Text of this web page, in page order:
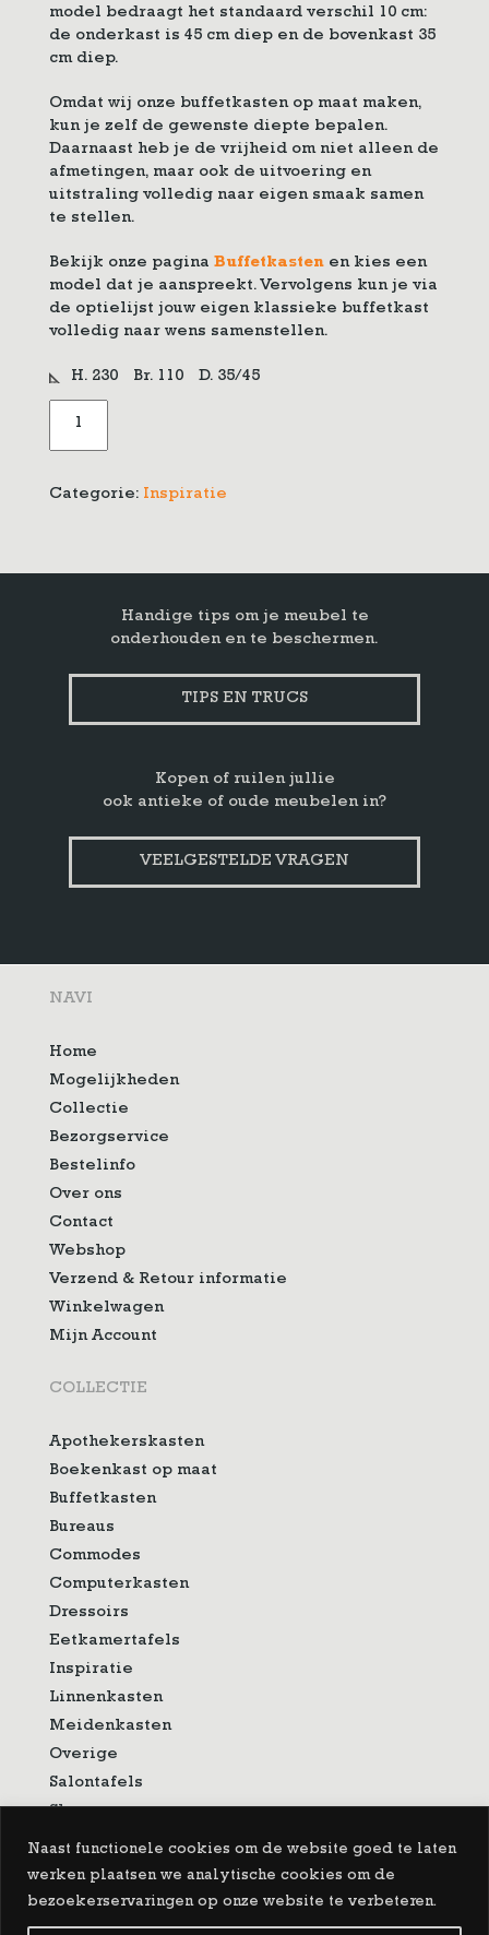
Naast functionele cookies om de website goed te laten
werken plaatsen we analytische cookies om de
bezoekerservaringen op onze website te verbeteren.
model bedraagt het standaard verschil 10 cm:
de onderkast is 45 cm diep en de bovenkast 35
cm diep.
Omdat wij onze buffetkasten op maat maken,
kun je zelf de gewenste diepte bepalen.
Daarnaast heb je de vrijheid om niet alleen de
afmetingen, maar ook de uitvoering en
uitstraling volledig naar eigen smaak samen
te stellen.
Bekijk onze pagina Buffetkasten en kies een
model dat je aanspreekt. Vervolgens kun je via
de optielijst jouw eigen klassieke buffetkast
volledig naar wens samenstellen.
H. 230 Br. 110
D. 35/45
op
aantal
Categorie: Inspiratie
Handige tips om je meubel te
onderhouden en te beschermen.
TIPS EN TRUCS
Kopen of ruilen jullie
ook antieke of oude meubelen in?
VEELGESTELDE VRAGEN
NAVI
Home
Mogelijkheden
Collectie
Bezorgservice
Bestelinfo
Over ons
Contact
Webshop
Verzend & Retour informatie
Winkelwagen
Mijn Account
COLLECTIE
Apothekerskasten
Boekenkast op maat
Buffetkasten
Bureaus
Commodes
Computerkasten
Dressoirs
Eetkamertafels
Inspiratie
Linnenkasten
Meidenkasten
Overige
Salontafels
Showroom
Sidetable
Spiegels
Tv-meubelen
Vitrinekasten